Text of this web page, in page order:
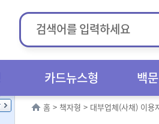
카드뉴스형 백
홈 > 책자형 > 대부업체(사채) 이용